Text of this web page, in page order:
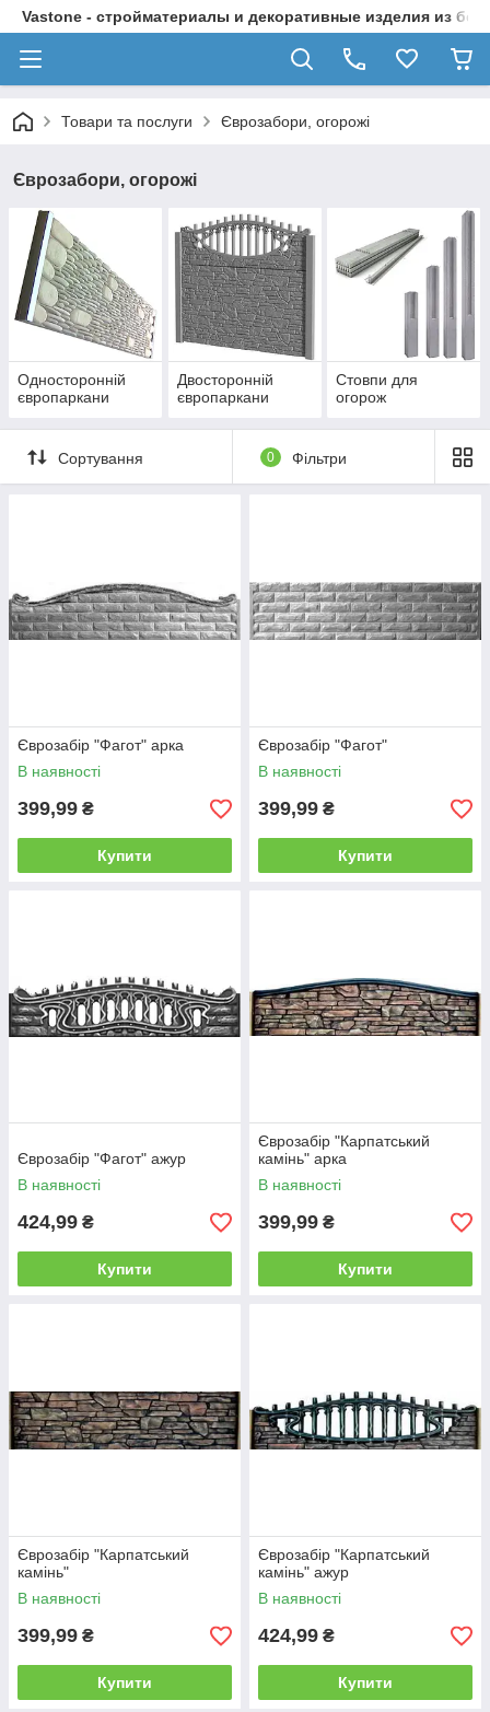
Vastone - стройматериалы и декоративные изделия из
Товари та послуги Єврозабори, огорожі
Єврозабори, огорожі
Односторонній
європаркани
Двосторонній
європаркани
Стовпи для
огорож
Сортування 0 Фільтри
Єврозабір "Фагот" арка
В наявності
399,99 ₴
Купити
Єврозабір "Фагот"
В наявності
399,99 ₴
Купити
Єврозабір "Фагот" ажур
В наявності
424,99 ₴
Купити
Єврозабір "Карпатський
камінь" арка
В наявності
399,99 ₴
Купити
Єврозабір "Карпатський
камінь"
В наявності
399,99 ₴
Купити
Єврозабір "Карпатський
камінь" ажур
В наявності
424,99 ₴
Купити